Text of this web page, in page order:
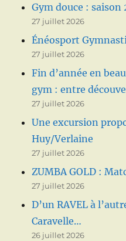
Gym douce :
27 juillet 2026
Énéosport
27 juillet 2026
Fin d’année en
gym : entre
27 juillet 2026
Une excursion
Huy/Verlaine
27 juillet 2026
ZUMBA GOLD :
27 juillet 2026
D’un RAVEL à
Caravelle…
26 juillet 2026